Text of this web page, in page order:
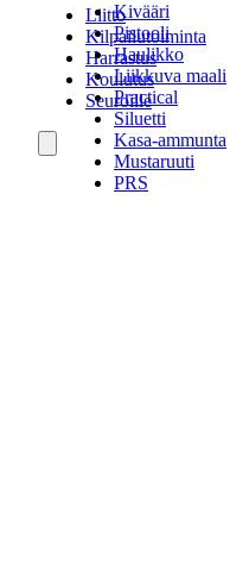
Kivääri
Pistooli
Haulikko
Liikkuva maali
Practical
Siluetti
Kasa-ammunta
Mustaruuti
PRS
Liitto
Kilpailutoiminta
Harrastus
Koulutus
Seuroille